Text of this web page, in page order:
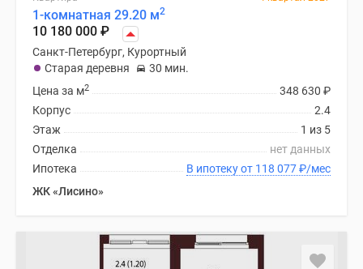
1-комнатная 29.20 м2
10 180 000 ₽
Санкт-Петербург, Курортный
Старая деревня
30 мин.
348 630 ₽
Цена за м2
2.4
Корпус
1 из 5
Этаж
нет данных
Отделка
В ипотеку от 118 077₽/мес
Ипотека
ЖК «Лисино»